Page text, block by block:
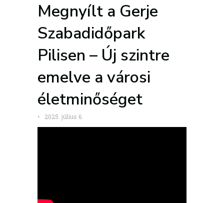
Megnyílt a Gerje
Szabadidőpark
Pilisen – Új szintre
emelve a városi
életminőséget
• 2025. július 6.